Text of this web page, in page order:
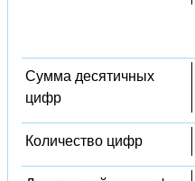
Сумма десятичных
цифр
Количество цифр